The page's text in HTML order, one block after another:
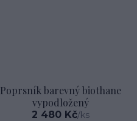
Poprsník barevný biothane
vypodložený
2 480 Kč/ks